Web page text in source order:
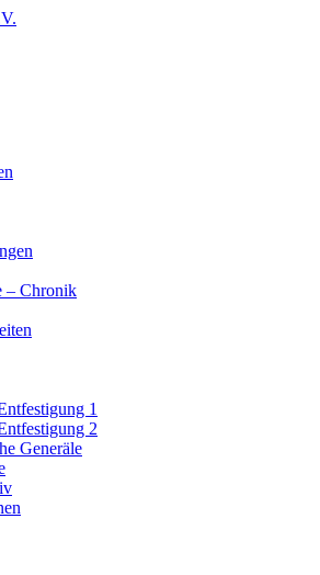
– Chronik
1
2
Generäle